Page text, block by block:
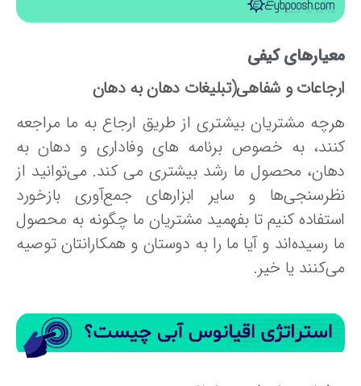
کیفی
و شفاهی(تبلیغات دهان به دهان
مشتریان بیشتری از طریق ارجاع به ما مراجعه
به خصوص برنامه های وفاداری و دهان به
محصول ما رشد بیشتری می کند. می‌توانید از
و سایر ابزارهای جمع‌آوری بازخورد
کنیم تا بفهمید مشتریان ما چگونه به محصول
رسیده‌اند و آیا ما را به دوستان و همکارانتان توصیه
یا خیر.